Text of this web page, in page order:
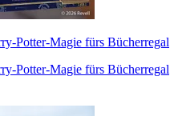
Potter-Magie fürs Bücherregal
Potter-Magie fürs Bücherregal